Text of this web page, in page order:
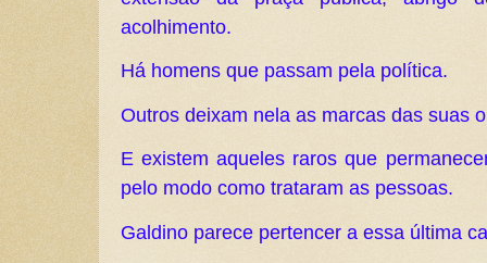
acolhimento.
Há homens que passam pela política.
Outros deixam nela as marcas das suas
E existem aqueles raros que
pelo modo como trataram as pessoas.
Galdino parece pertencer a essa última